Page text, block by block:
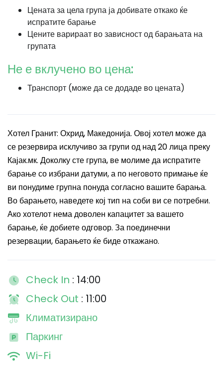
Цената за цела група ја добивате откако ќе
испратите барање
Цените варираат во зависност од барањата на
групата
Не е вклучено во цена:
Транспорт (може да се додаде во цената)
Хотел Гранит: Охрид, Македонија. Овој хотел може да
се резервира исклучиво за групи од над 20 лица преку
Кајак.мк. Доколку сте група, ве молиме да испратите
барање со избрани датуми, а по неговото примање ќе
ви понудиме групна понуда согласно вашите барања.
Во барањето, наведете кој тип на соби ви се потребни.
Ако хотелот нема доволен капацитет за вашето
барање, ќе добиете одговор. За поединечни
резервации, барањето ќе биде откажано.
Check In : 14:00
Check Out : 11:00
Климатизирано
Паркинг
Wi-Fi